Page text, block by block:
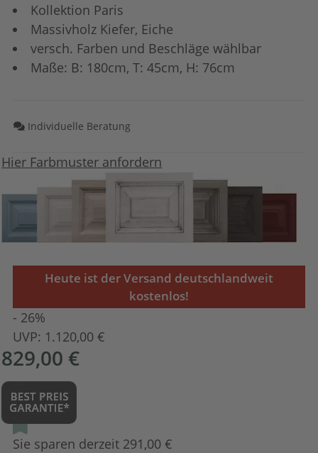
Kollektion Paris
Massivholz Kiefer, Eiche
versch. Farben und Beschläge wählbar
Maße: B: 180cm, T: 45cm, H: 76cm
Individuelle Beratung
Hier Farbmuster anfordern
Heute ist der Versand deutschlandweit
kostenlos!
- 26%
UVP: 1.120,00 €
829,00 €
Sie sparen derzeit 291,00 €